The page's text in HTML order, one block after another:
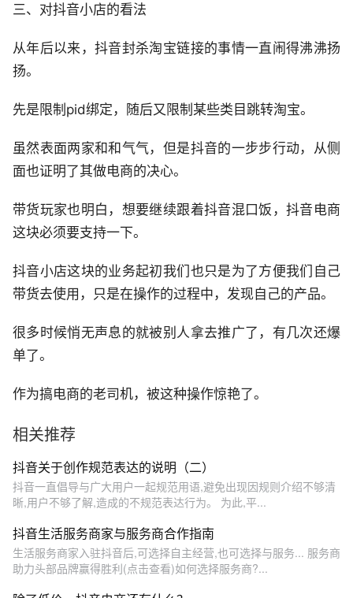
三、对抖音小店的看法
从年后以来，抖音封杀淘宝链接的事情一直闹得沸沸扬
扬。
先是限制pid绑定，随后又限制某些类目跳转淘宝。
虽然表面两家和和气气，但是抖音的一步步行动，从侧
面也证明了其做电商的决心。
带货玩家也明白，想要继续跟着抖音混口饭，抖音电商
这块必须要支持一下。
抖音小店这块的业务起初我们也只是为了方便我们自己
带货去使用，只是在操作的过程中，发现自己的产品。
很多时候悄无声息的就被别人拿去推广了，有几次还爆
单了。
作为搞电商的老司机，被这种操作惊艳了。
相关推荐
抖音关于创作规范表达的说明（二）
抖音一直倡导与广大用户一起规范用语,避免出现因规则介绍不够清
晰,用户不够了解,造成的不规范表达行为。 为此,平...
抖音生活服务商家与服务商合作指南
生活服务商家入驻抖音后,可选择自主经营,也可选择与服务... 服务商
助力头部品牌赢得胜利(点击查看)如何选择服务商?...